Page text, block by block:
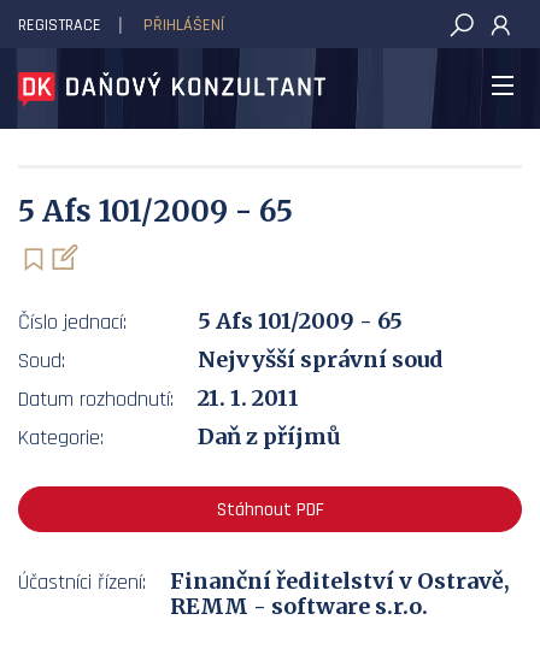
DAŇOVÝ KONZULTANT
REGISTRACE PŘIHLÁŠENÍ
5 Afs 101/2009 - 65
Číslo jednací:
5 Afs 101/2009 - 65
Soud:
Nejvyšší správní soud
Datum rozhodnutí:
21. 1. 2011
Kategorie:
Daň z příjmů
Stáhnout PDF
Účastníci řízení:
Finanční ředitelství v Ostravě,
REMM - software s.r.o.